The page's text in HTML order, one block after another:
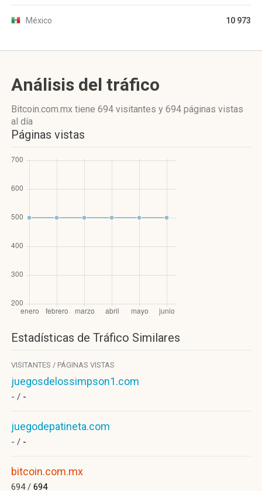
México 10 973
Análisis del tráfico
Bitcoin.com.mx tiene 694 visitantes y 694 páginas vistas
al día
Páginas vistas
Estadísticas de Tráfico Similares
VISITANTES / PÁGINAS VISTAS
juegosdelossimpson1.com
- / -
juegodepatineta.com
- / -
bitcoin.com.mx
694 / 694